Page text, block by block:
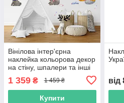
Вінілова інтер'єрна
наклейка кольорова декор
на стіну, шпалери та інші
звірі. Листя" з оракалу
1 359₴ 1 459 ₴
Купити
від